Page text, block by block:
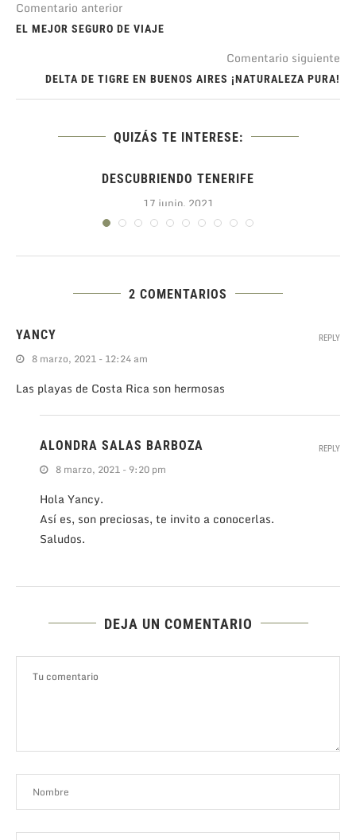
Comentario anterior
EL MEJOR SEGURO DE VIAJE
Comentario siguiente
DELTA DE TIGRE EN BUENOS AIRES ¡NATURALEZA PURA!
QUIZÁS TE INTERESE:
DESCUBRIENDO TENERIFE
17 junio, 2021
2 COMENTARIOS
YANCY
8 marzo, 2021 - 12:24 am
Las playas de Costa Rica son hermosas
REPLY
ALONDRA SALAS BARBOZA
8 marzo, 2021 - 9:20 pm
Hola Yancy.
Así es, son preciosas, te invito a conocerlas.
Saludos.
REPLY
DEJA UN COMENTARIO